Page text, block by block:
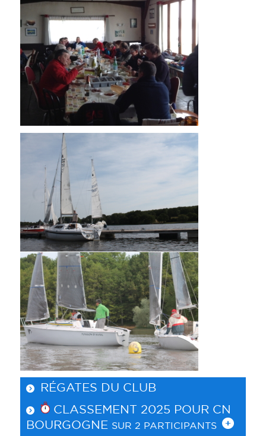
RÉGATES DU CLUB
CLASSEMENT 2025 POUR CN
BOURGOGNE SUR 2 PARTICIPANTS